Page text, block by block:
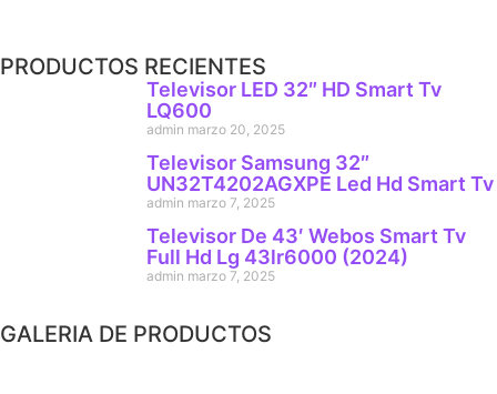
PRODUCTOS RECIENTES
Televisor LED 32″ HD Smart Tv
LQ600
admin marzo 20, 2025
Televisor Samsung 32″
UN32T4202AGXPE Led Hd Smart Tv
admin marzo 7, 2025
Televisor De 43′ Webos Smart Tv
Full Hd Lg 43lr6000 (2024)
admin marzo 7, 2025
GALERIA DE PRODUCTOS